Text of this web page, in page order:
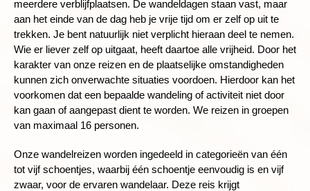
meerdere verblijfplaatsen. De wandeldagen staan vast, maar
aan het einde van de dag heb je vrije tijd om er zelf op uit te
trekken. Je bent natuurlijk niet verplicht hieraan deel te nemen.
Wie er liever zelf op uitgaat, heeft daartoe alle vrijheid. Door het
karakter van onze reizen en de plaatselijke omstandigheden
kunnen zich onverwachte situaties voordoen. Hierdoor kan het
voorkomen dat een bepaalde wandeling of activiteit niet door
kan gaan of aangepast dient te worden. We reizen in groepen
van maximaal 16 personen.
Onze wandelreizen worden ingedeeld in categorieën van één
tot vijf schoentjes, waarbij één schoentje eenvoudig is en vijf
zwaar, voor de ervaren wandelaar. Deze reis krijgt